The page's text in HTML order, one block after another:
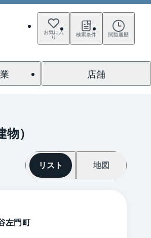
お気に入
り 検索条件 閲覧履歴
店舗
）
リスト 地図
左門町